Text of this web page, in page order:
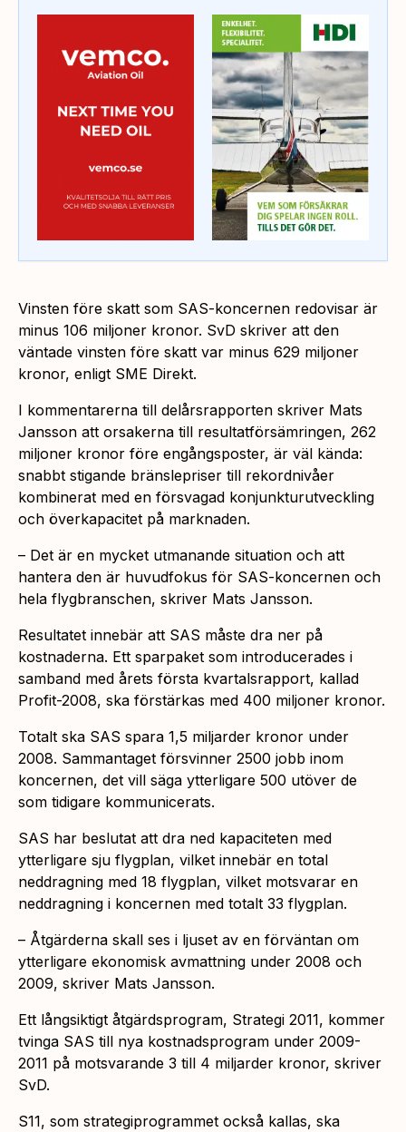
Vinsten före skatt som SAS-koncernen redovisar är
minus 106 miljoner kronor. SvD skriver att den
väntade vinsten före skatt var minus 629 miljoner
kronor, enligt SME Direkt.
I kommentarerna till delårsrapporten skriver Mats
Jansson att orsakerna till resultatförsämringen, 262
miljoner kronor före engångsposter, är väl kända:
snabbt stigande bränslepriser till rekordnivåer
kombinerat med en försvagad konjunkturutveckling
och överkapacitet på marknaden.
– Det är en mycket utmanande situation och att
hantera den är huvudfokus för SAS-koncernen och
hela flygbranschen, skriver Mats Jansson.
Resultatet innebär att SAS måste dra ner på
kostnaderna. Ett sparpaket som introducerades i
samband med årets första kvartalsrapport, kallad
Profit-2008, ska förstärkas med 400 miljoner kronor.
Totalt ska SAS spara 1,5 miljarder kronor under
2008. Sammantaget försvinner 2500 jobb inom
koncernen, det vill säga ytterligare 500 utöver de
som tidigare kommunicerats.
SAS har beslutat att dra ned kapaciteten med
ytterligare sju flygplan, vilket innebär en total
neddragning med 18 flygplan, vilket motsvarar en
neddragning i koncernen med totalt 33 flygplan.
– Åtgärderna skall ses i ljuset av en förväntan om
ytterligare ekonomisk avmattning under 2008 och
2009, skriver Mats Jansson.
Ett långsiktigt åtgärdsprogram, Strategi 2011, kommer
tvinga SAS till nya kostnadsprogram under 2009-
2011 på motsvarande 3 till 4 miljarder kronor, skriver
SvD.
S11, som strategiprogrammet också kallas, ska